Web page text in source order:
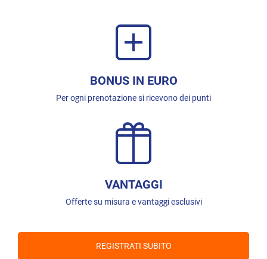
BONUS IN EURO
Per ogni prenotazione si ricevono dei punti
VANTAGGI
Offerte su misura e vantaggi esclusivi
REGISTRATI SUBITO